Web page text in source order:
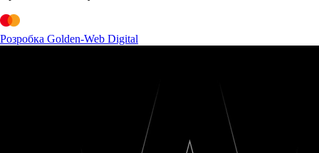
Розробка Golden-Web Digital